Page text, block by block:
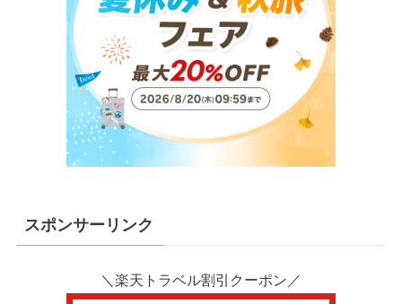
スポンサーリンク
＼楽天トラベル割引クーポン／